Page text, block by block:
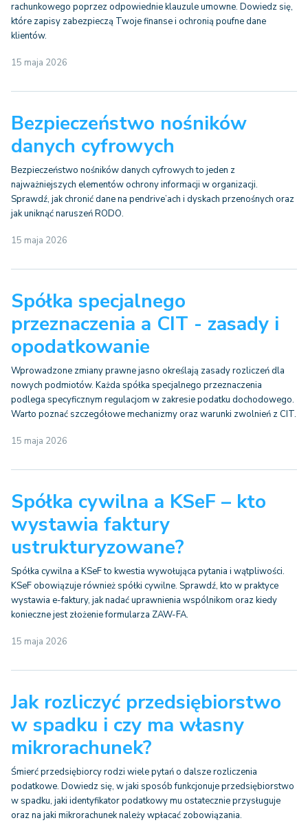
rachunkowego poprzez odpowiednie klauzule umowne. Dowiedz się,
które zapisy zabezpieczą Twoje finanse i ochronią poufne dane
klientów.
15 maja 2026
Bezpieczeństwo nośników
danych cyfrowych
Bezpieczeństwo nośników danych cyfrowych to jeden z
najważniejszych elementów ochrony informacji w organizacji.
Sprawdź, jak chronić dane na pendrive’ach i dyskach przenośnych oraz
jak uniknąć naruszeń RODO.
15 maja 2026
Spółka specjalnego
przeznaczenia a CIT - zasady i
opodatkowanie
Wprowadzone zmiany prawne jasno określają zasady rozliczeń dla
nowych podmiotów. Każda spółka specjalnego przeznaczenia
podlega specyficznym regulacjom w zakresie podatku dochodowego.
Warto poznać szczegółowe mechanizmy oraz warunki zwolnień z CIT.
15 maja 2026
Spółka cywilna a KSeF – kto
wystawia faktury
ustrukturyzowane?
Spółka cywilna a KSeF to kwestia wywołująca pytania i wątpliwości.
KSeF obowiązuje również spółki cywilne. Sprawdź, kto w praktyce
wystawia e-faktury, jak nadać uprawnienia wspólnikom oraz kiedy
konieczne jest złożenie formularza ZAW-FA.
15 maja 2026
Jak rozliczyć przedsiębiorstwo
w spadku i czy ma własny
mikrorachunek?
Śmierć przedsiębiorcy rodzi wiele pytań o dalsze rozliczenia
podatkowe. Dowiedz się, w jaki sposób funkcjonuje przedsiębiorstwo
w spadku, jaki identyfikator podatkowy mu ostatecznie przysługuje
oraz na jaki mikrorachunek należy wpłacać zobowiązania.